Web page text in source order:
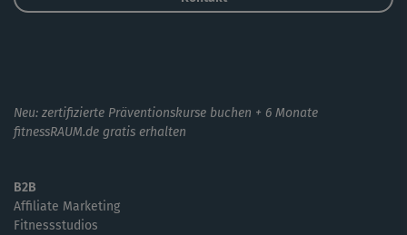
Neu: zertifizierte Präventionskurse buchen + 6 Monate
fitnessRAUM.de gratis erhalten
B2B
Affiliate Marketing
Fitnessstudios